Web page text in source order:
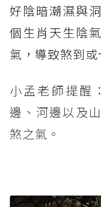
好陰暗潮濕與
個生肖天生陰
氣，導致煞到或
小孟老師提醒
邊、河邊以及
煞之氣。